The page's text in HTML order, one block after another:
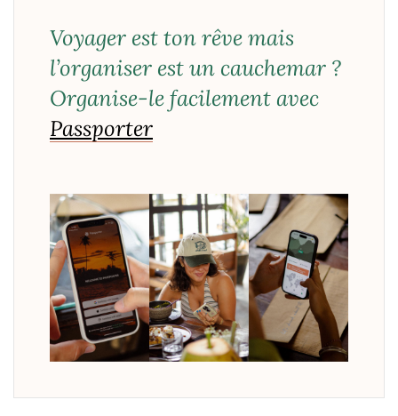
Voyager est ton rêve mais
l’organiser est un cauchemar ?
Organise-le facilement avec
Passporter